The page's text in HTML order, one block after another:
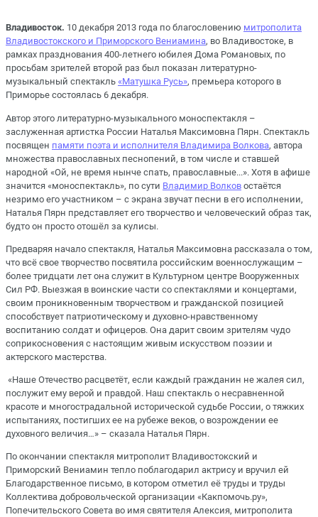
Владивосток. 10 декабря 2013 года по благословению митрополита
Владивостокского и Приморского Вениамина, во Владивостоке, в
рамках празднования 400-летнего юбилея Дома Романовых, по
просьбам зрителей второй раз был показан литературно-
музыкальный спектакль «Матушка Русь», премьера которого в
Приморье состоялась 6 декабря.
Автор этого литературно-музыкального моноспектакля –
заслуженная артистка России Наталья Максимовна Пярн. Спектакль
посвящен памяти поэта и исполнителя Владимира Волкова, автора
множества православных песнопений, в том числе и ставшей
народной «Ой, не время нынче спать, православные...». Хотя в афише
значится «моноспектакль», по сути Владимир Волков остаётся
незримо его участником – с экрана звучат песни в его исполнении,
Наталья Пярн представляет его творчество и человеческий образ так,
будто он просто отошёл за кулисы.
Предваряя начало спектакля, Наталья Максимовна рассказала о том,
что всё свое творчество посвятила российским военнослужащим –
более тридцати лет она служит в Культурном центре Вооруженных
Сил РФ. Выезжая в воинские части со спектаклями и концертами,
своим проникновенным творчеством и гражданской позицией
способствует патриотическому и духовно-нравственному
воспитанию солдат и офицеров. Она дарит своим зрителям чудо
соприкосновения с настоящим живым искусством поэзии и
актерского мастерства.
«Наше Отечество расцветёт, если каждый гражданин не жалея сил,
послужит ему верой и правдой. Наш спектакль о несравненной
красоте и многострадальной исторической судьбе России, о тяжких
испытаниях, постигших ее на рубеже веков, о возрождении ее
духовного величия…» – сказала Наталья Пярн.
По окончании спектакля митрополит Владивостокский и
Приморский Вениамин тепло поблагодарил актрису и вручил ей
Благодарственное письмо, в котором отметил её труды и труды
Коллектива добровольческой организации «Какпомочь.ру»,
Попечительского Совета во имя святителя Алексия, митрополита